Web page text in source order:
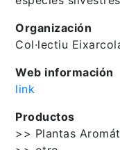
Organización
Col·lectiu
Web información
link
Productos
>> Plantas